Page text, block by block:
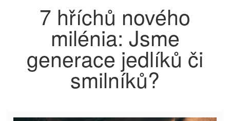
7 hříchů nového
milénia: Jsme
generace jedlíků či
smilníků?